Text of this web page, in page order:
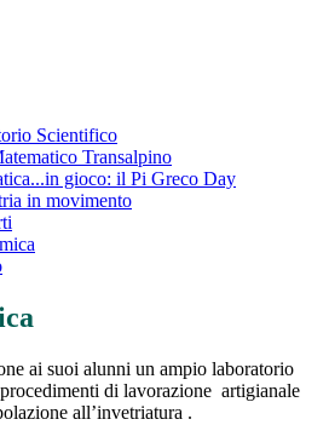
Scientifico
Transalpino
gioco: il Pi Greco Day
in movimento
ai suoi alunni un ampio laboratorio
di lavorazione artigianale
all’invetriatura .